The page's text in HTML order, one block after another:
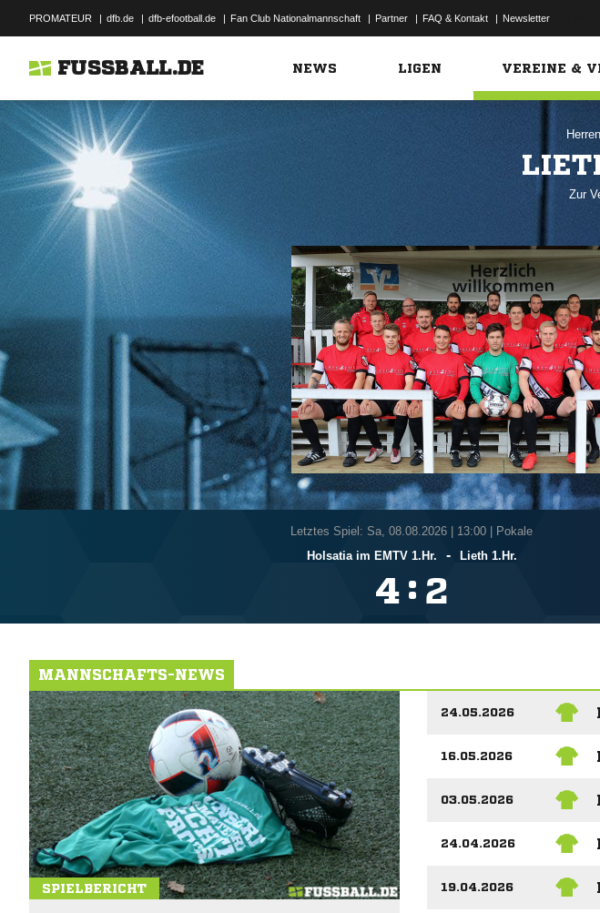
PROMATEUR | dfb.de | dfb-efootball.de | Fan Club Nationalmannschaft | Partner | FAQ & Kontakt | Newsletter
FUSSBALL.DE NEWS LIGEN VEREINE &
Herren
Zur
Letztes Spiel: Sa, 08.08.2026
13:00 | Pokale
Holsatia im EMTV 1.Hr.
- Lieth 1.Hr.
 : 
MANNSCHAFTS-NEWS
SPIELBERICHT
24.05.2026
16.05.2026
03.05.2026
24.04.2026
19.04.2026